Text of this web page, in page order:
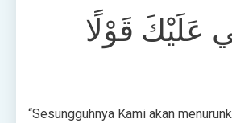
عَلَيْكَ قَوْلًا
“Sesungguhnya Kami akan